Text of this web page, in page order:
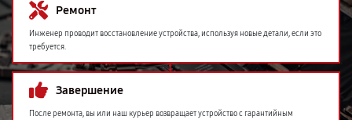
Ремонт
Инженер проводит восстановление устройства, используя новые детали, если это
требуется.
Завершение
После ремонта, вы или наш курьер возвращает устройство с гарантийным